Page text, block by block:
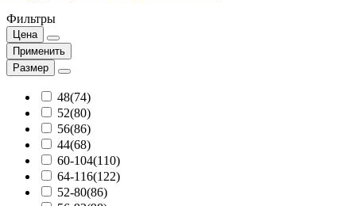
Фильтры
Цена
Применить
Размер
48(74)
52(80)
56(86)
44(68)
60-104(110)
64-116(122)
52-80(86)